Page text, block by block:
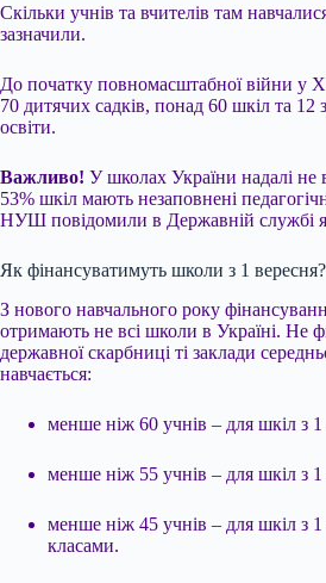
Скільки учнів та вчителів там
зазначили.
До початку повномасштабної війни у
70 дитячих садків, понад 60 шкіл та 12
освіти.
Важливо! У школах України надалі не
53% шкіл мають незаповнені
НУШ повідомили в Державній службі
Як фінансуватимуть школи з 1 вересня?
З нового навчального року
отримають не всі школи в Україні. Не
державної скарбниці ті заклади
навчається:
менше ніж 60 учнів – для шкіл з
менше ніж 55 учнів – для шкіл з
менше ніж 45 учнів – для шкіл з
класами.